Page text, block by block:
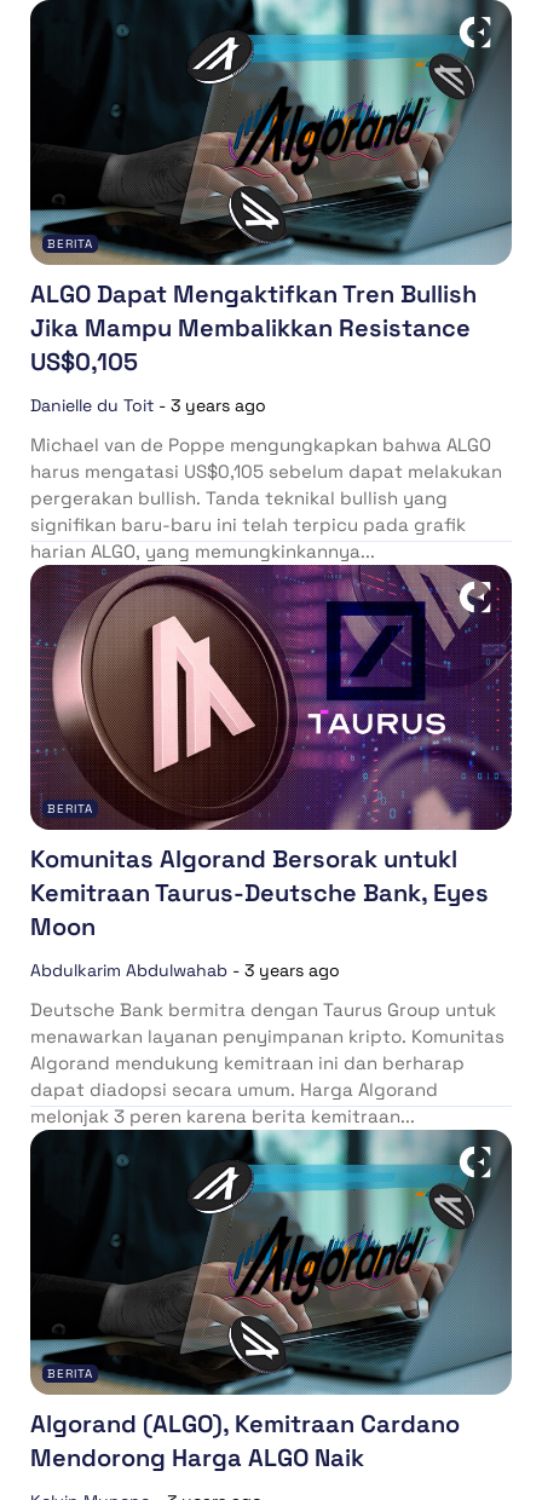
BERITA
ALGO Dapat Mengaktifkan Tren Bullish
Jika Mampu Membalikkan Resistance
US$0,105
Danielle du Toit - 3 years ago
Michael van de Poppe mengungkapkan bahwa ALGO
harus mengatasi US$0,105 sebelum dapat melakukan
pergerakan bullish. Tanda teknikal bullish yang
signifikan baru-baru ini telah terpicu pada grafik
harian ALGO, yang memungkinkannya...
BERITA
Komunitas Algorand Bersorak untukl
Kemitraan Taurus-Deutsche Bank, Eyes
Moon
Abdulkarim Abdulwahab - 3 years ago
Deutsche Bank bermitra dengan Taurus Group untuk
menawarkan layanan penyimpanan kripto. Komunitas
Algorand mendukung kemitraan ini dan berharap
dapat diadopsi secara umum. Harga Algorand
melonjak 3 peren karena berita kemitraan...
BERITA
Algorand (ALGO), Kemitraan Cardano
Mendorong Harga ALGO Naik